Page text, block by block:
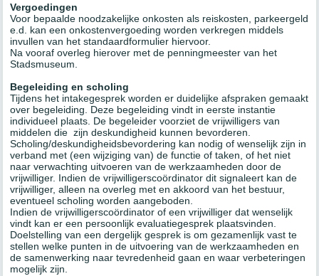
Vergoedingen
Voor bepaalde noodzakelijke onkosten als reiskosten, parkeergeld
e.d. kan een onkostenvergoeding worden verkregen middels
invullen van het standaardformulier hiervoor.
Na vooraf overleg hierover met de penningmeester van het
Stadsmuseum.
Begeleiding en scholing
Tijdens het intakegesprek worden er duidelijke afspraken gemaakt
over begeleiding. Deze begeleiding vindt in eerste instantie
individueel plaats. De begeleider voorziet de vrijwilligers van
middelen die zijn deskundigheid kunnen bevorderen.
Scholing/deskundigheidsbevordering kan nodig of wenselijk zijn in
verband met (een wijziging van) de functie of taken, of het niet
naar verwachting uitvoeren van de werkzaamheden door de
vrijwilliger. Indien de vrijwilligerscoördinator dit signaleert kan de
vrijwilliger, alleen na overleg met en akkoord van het bestuur,
eventueel scholing worden aangeboden.
Indien de vrijwilligerscoördinator of een vrijwilliger dat wenselijk
vindt kan er een persoonlijk evaluatiegesprek plaatsvinden.
Doelstelling van een dergelijk gesprek is om gezamenlijk vast te
stellen welke punten in de uitvoering van de werkzaamheden en
de samenwerking naar tevredenheid gaan en waar verbeteringen
mogelijk zijn.